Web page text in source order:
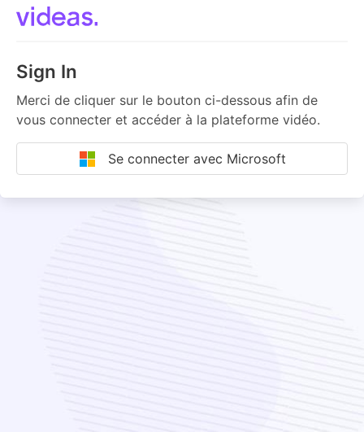
Sign In
Merci de cliquer sur le bouton ci-dessous afin de
vous connecter et accéder à la plateforme vidéo.
Se connecter avec Microsoft